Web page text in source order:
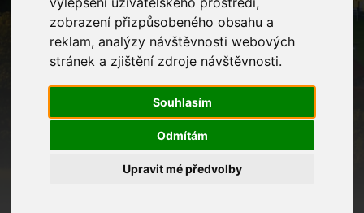
zobrazení přizpůsobeného obsahu a
reklam, analýzy návštěvnosti webových
stránek a zjištění zdroje návštěvnosti.
Souhlasím
Odmítám
Upravit mé předvolby
Portál občana
Home Zapomenuté heslo
Zadejte prosím váš email z registrace a pokračujte.